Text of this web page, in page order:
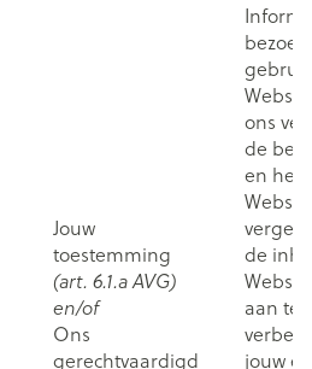
Jouw
toestemming
(art. 6.1.a AVG)
en/of
Ons
gerechtvaardigd
ons
de
en het
de
aan te
jouw